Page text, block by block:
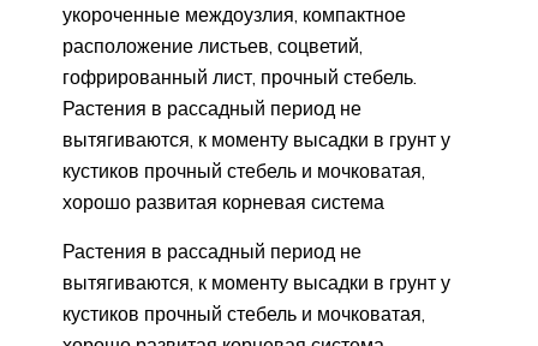
укороченные междоузлия, компактное
расположение листьев, соцветий,
гофрированный лист, прочный стебель.
Растения в рассадный период не
вытягиваются, к моменту высадки в грунт у
кустиков прочный стебель и мочковатая,
хорошо развитая корневая система
Растения в рассадный период не
вытягиваются, к моменту высадки в грунт у
кустиков прочный стебель и мочковатая,